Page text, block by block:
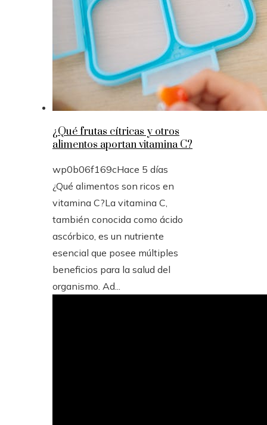
¿Qué frutas cítricas y otros
alimentos aportan vitamina C?
wp0b06f169cHace 5 días
¿Qué alimentos son ricos en
vitamina C?La vitamina C,
también conocida como ácido
ascórbico, es un nutriente
esencial que posee múltiples
beneficios para la salud del
organismo. Ad...